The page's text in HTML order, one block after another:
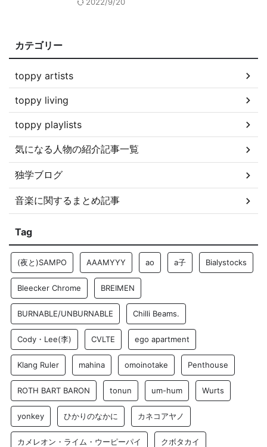
カテゴリー
toppy artists
toppy living
toppy playlists
気になる人物の紹介記事一覧
独学ブログ
音楽に関するまとめ記事
Tag
(夜と)SAMPO AAAMYYY ao a子 Bialystocks
Bleecker Chrome BREIMEN
BURNABLE/UNBURNABLE Chilli Beams.
Cody・Lee(李) CVLTE ego apartment
Klang Ruler mahina omoinotake Penthouse
ROTH BART BARON tonun um-hum Wurts
yonkey ひかりのなかに カネコアヤノ
カメレオン・ライム・ウーピーパイ クボタカイ